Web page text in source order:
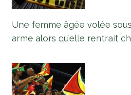
Une femme âgée volée
arme alors qu’elle rentrait